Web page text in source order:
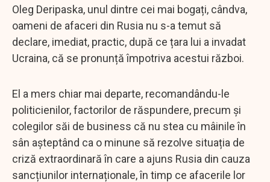
Oleg Deripaska, unul dintre cei mai bogați, cândva,
oameni de afaceri din Rusia nu s-a temut să
declare, imediat, practic, după ce țara lui a invadat
Ucraina, că se pronunță împotriva acestui război.
El a mers chiar mai departe, recomandându-le
politicienilor, factorilor de răspundere, precum și
colegilor săi de business că nu stea cu mâinile în
sân așteptând ca o minune să rezolve situația de
criză extraordinară în care a ajuns Rusia din cauza
sancțiunilor internaționale, în timp ce afacerile lor